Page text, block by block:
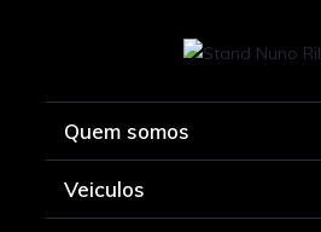
Quem somos
Veiculos